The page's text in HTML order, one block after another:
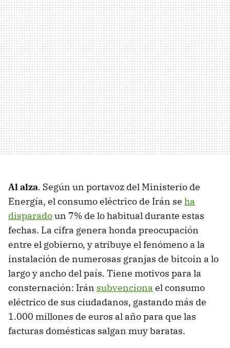
Al alza. Según un portavoz del Ministerio de
Energía, el consumo eléctrico de Irán se ha
disparadoun 7% de lo habitual durante estas
fechas. La cifra genera honda preocupación
entre el gobierno, y atribuye el fenómeno a la
instalación de numerosas granjas de bitcoin a lo
largo y ancho del país. Tiene motivos para la
consternación: Irán subvenciona el consumo
eléctrico de sus ciudadanos, gastando más de
1.000 millones de euros al año para que las
facturas domésticas salgan muy baratas.